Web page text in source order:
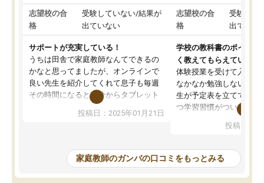
志望校の合
格
受験していない/結果が
出ていない
サポートが充実している！
うちは田舎で家庭教師なんてできるの
かなと思ってましたが、オンラインで
良い先生を紹介してくれて息子も毎週
その時間になると自分からタブレット
を開いてzoomを繋げるようになりまし
た！5科目なんでもOKなのもとても気
めて1年ほどだった今では平均点以上の
科目が増えてきました！あと1年受験ま
であるので無料の週末教室を使用しな
投稿日：2025年01月21日
志望校の合
格
受験して
出ていな
学校の教科書のポイント
く教えてもらえている
体験授業を受けて入塾し
なかなか勉強しない息子
生が予定表を立ててくれ
つ学習習慣がついてきま
指導が無い日も予定表
問できるのでとても助か
投稿日：
家庭教師のガンバの口コミをもっとみる